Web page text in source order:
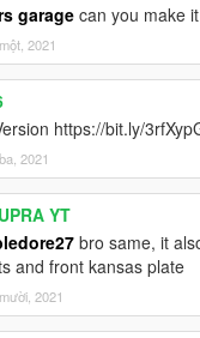
garage can you make
2021
https://bit.ly/
2021
YT
bro same, it
and front kansas plate
2021